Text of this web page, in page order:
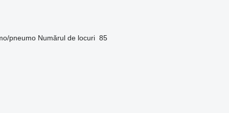
pneumo Numărul de locuri 85